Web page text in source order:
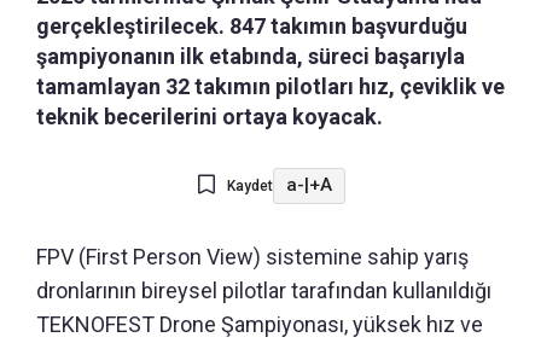
gerçekleştirilecek. 847 takımın başvurduğu
şampiyonanın ilk etabında, süreci başarıyla
tamamlayan 32 takımın pilotları hız, çeviklik ve
teknik becerilerini ortaya koyacak.
Kaydet a- +A
FPV (First Person View) sistemine sahip yarış
dronlarının bireysel pilotlar tarafından kullanıldığı
TEKNOFEST Drone Şampiyonası, yüksek hız ve